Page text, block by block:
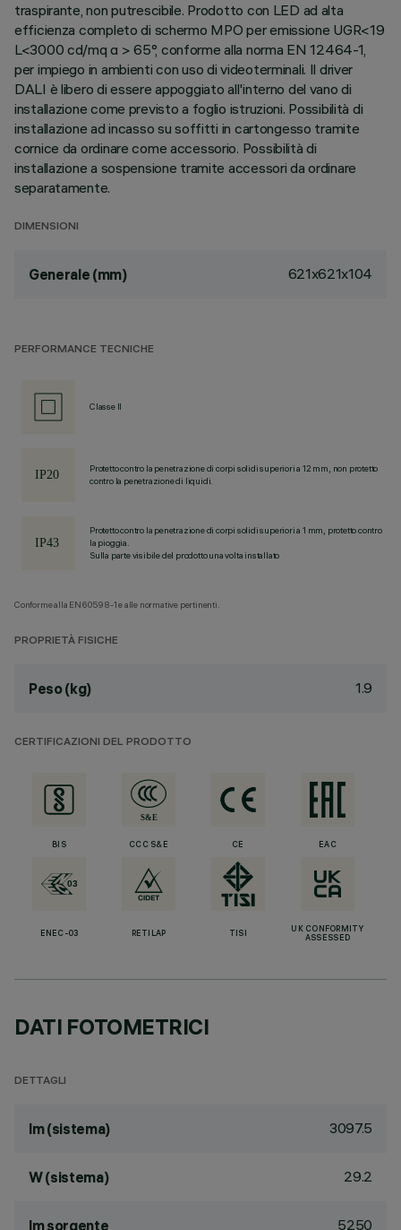
traspirante, non putrescibile. Prodotto con LED ad alta
efficienza completo di schermo MPO per emissione UGR<19
L<3000 cd/mq α > 65°, conforme alla norma EN 12464-1,
per impiego in ambienti con uso di videoterminali. Il driver
DALI è libero di essere appoggiato all'interno del vano di
installazione come previsto a foglio istruzioni. Possibilità di
installazione ad incasso su soffitti in cartongesso tramite
cornice da ordinare come accessorio. Possibilità di
installazione a sospensione tramite accessori da ordinare
separatamente.
DIMENSIONI
Generale (mm) 621x621x104
PERFORMANCE TECNICHE
Classe II
Protetto contro la penetrazione di corpi solidi superiori a 12 mm, non protetto
contro la penetrazione di liquidi.
Protetto contro la penetrazione di corpi solidi superiori a 1 mm, protetto contro
la pioggia.
Sulla parte visibile del prodotto una volta installato
Conforme alla EN60598-1 e alle normative pertinenti.
PROPRIETÀ FISICHE
Peso (kg) 1.9
CERTIFICAZIONI DEL PRODOTTO
BIS CCC S&E CE EAC
ENEC-03 RETILAP TISI
UK CONFORMITY
ASSESSED
DATI FOTOMETRICI
DETTAGLI
lm (sistema) 3097.5
W (sistema) 29.2
lm sorgente 5250